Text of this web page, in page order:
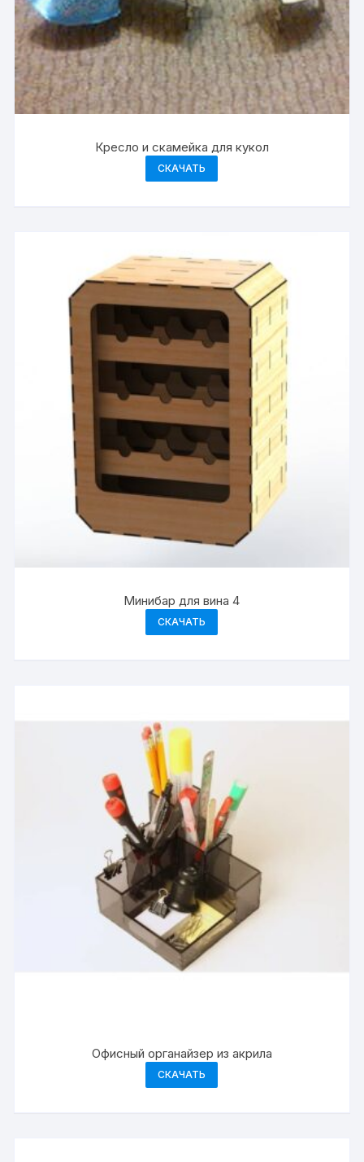
Кресло и скамейка для кукол
СКАЧАТЬ
Минибар для вина 4
СКАЧАТЬ
Офисный органайзер из акрила
СКАЧАТЬ